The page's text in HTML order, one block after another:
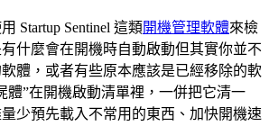
Startup Sentinel 這類開機管理軟體來檢
什麼會在開機時自動啟動但其實你並不
體，或者有些原本應該是已經移除的軟
體”在開機啟動清單裡，一併把它清一
少預先載入不常用的東西、加快開機速